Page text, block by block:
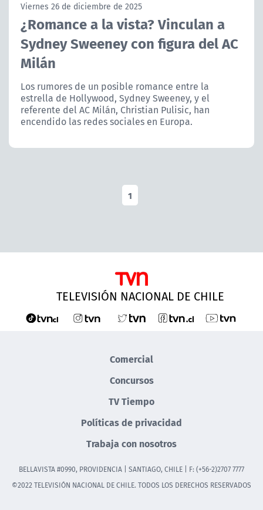
ACTUALIDAD Y TENDENCIAS
CORPORATIVO Y TRANSPARENCIA
CANAL DE DENUNCIAS
ÁREA DE PROYECTOS
Viernes 26 de diciembre de 2025
¿Romance a la vista? Vinculan a
Sydney Sweeney con figura del AC
Milán
Los rumores de un posible romance entre la
estrella de Hollywood, Sydney Sweeney, y el
referente del AC Milán, Christian Pulisic, han
encendido las redes sociales en Europa.
1
TELEVISIÓN NACIONAL DE CHILE
Comercial
Concursos
TV Tiempo
Políticas de privacidad
Trabaja con nosotros
BELLAVISTA #0990, PROVIDENCIA | SANTIAGO, CHILE | F: (+56-2)2707 7777
©2022 TELEVISIÓN NACIONAL DE CHILE. TODOS LOS DERECHOS RESERVADOS